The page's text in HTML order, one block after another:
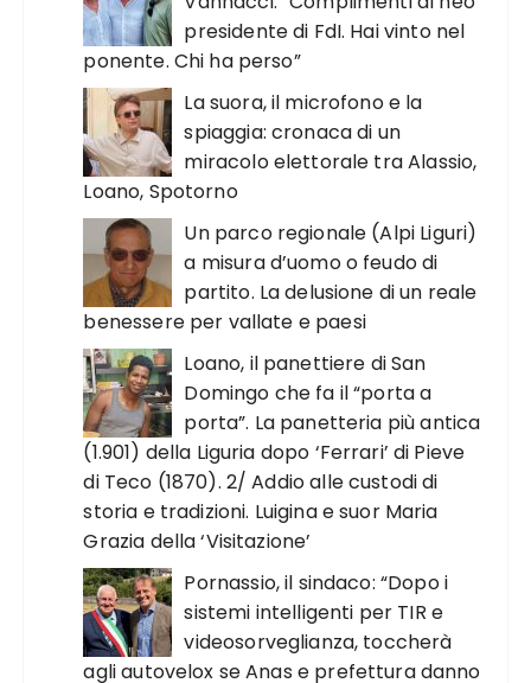
presidente di FdI. Hai vinto nel
ponente. Chi ha perso”
La suora, il microfono e la
spiaggia: cronaca di un
miracolo elettorale tra Alassio,
Loano, Spotorno
Un parco regionale (Alpi Liguri)
a misura d’uomo o feudo di
partito. La delusione di un reale
benessere per vallate e paesi
Loano, il panettiere di San
Domingo che fa il “porta a
porta”. La panetteria più antica
(1.901) della Liguria dopo ‘Ferrari’ di Pieve
di Teco (1870). 2/ Addio alle custodi di
storia e tradizioni. Luigina e suor Maria
Grazia della ‘Visitazione’
Pornassio, il sindaco: “Dopo i
sistemi intelligenti per TIR e
videosorveglianza, toccherà
agli autovelox se Anas e prefettura danno